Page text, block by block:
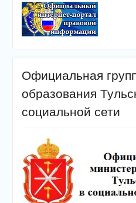
Официальная
образования
социальной сети